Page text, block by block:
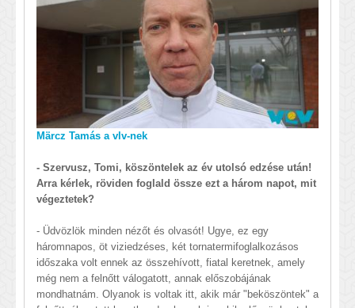
Märcz Tamás a vlv-nek
- Szervusz, Tomi, köszöntelek az év utolsó edzése után!
Arra kérlek, röviden foglald össze ezt a három napot, mit
végeztetek?
- Üdvözlök minden nézőt és olvasót! Ugye, ez egy
háromnapos, öt viziedzéses, két tornatermifoglalkozásos
időszaka volt ennek az összehívott, fiatal keretnek, amely
még nem a felnőtt válogatott, annak előszobájának
mondhatnám. Olyanok is voltak itt, akik már "beköszöntek" a